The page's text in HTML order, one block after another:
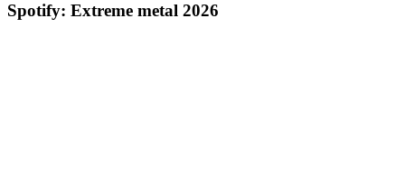
Spotify: Extreme metal 2026